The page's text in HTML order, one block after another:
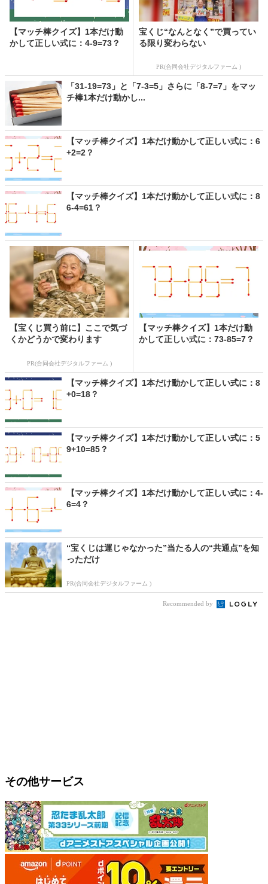
【マッチ棒クイズ】1本だけ動
かして正しい式に：4-9=73？
宝くじ“なんとなく”で買ってい
る限り変わらない
PR(合同会社デジタルファーム )
「31-19=73」と「7-3=5」さらに「8-7=7」をマッ
チ棒1本だけ動かし...
【マッチ棒クイズ】1本だけ動かして正しい式に：6
+2=2？
【マッチ棒クイズ】1本だけ動かして正しい式に：8
6-4=61？
【宝くじ買う前に】ここで気づ
くかどうかで変わります
PR(合同会社デジタルファーム )
【マッチ棒クイズ】1本だけ動
かして正しい式に：73-85=7？
【マッチ棒クイズ】1本だけ動かして正しい式に：8
+0=18？
【マッチ棒クイズ】1本だけ動かして正しい式に：5
9+10=85？
【マッチ棒クイズ】1本だけ動かして正しい式に：4-
6=4？
“宝くじは運じゃなかった”当たる人の“共通点”を知
っただけ
PR(合同会社デジタルファーム )
Recommended by
その他サービス